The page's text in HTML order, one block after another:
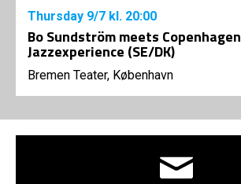
Thursday 9/7 kl. 20:00
Bo Sundström meets Copenhagen
Jazzexperience (SE/DK)
Bremen Teater, København